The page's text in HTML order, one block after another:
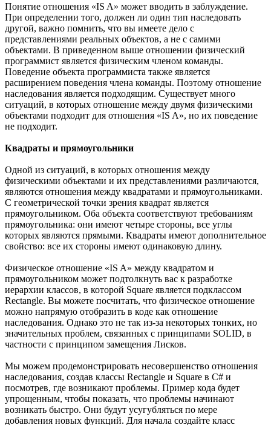
Понятие отношения «IS A» может вводить в заблуждение.
При определении того, должен ли один тип наследовать
другой, важно помнить, что вы имеете дело с
представлениями реальных объектов, а не с самими
объектами. В приведенном выше отношении физический
программист является физическим членом команды.
Поведение объекта программиста также является
расширением поведения члена команды. Поэтому отношение
наследования является подходящим. Существует много
ситуаций, в которых отношение между двумя физическими
объектами подходит для отношения «IS A», но их поведение
не подходит.
Квадраты и прямоугольники
Одной из ситуаций, в которых отношения между
физическими объектами и их представлениями различаются,
являются отношения между квадратами и прямоугольниками.
С геометрической точки зрения квадрат является
прямоугольником. Оба объекта соответствуют требованиям
прямоугольника: они имеют четыре стороны, все углы
которых являются прямыми. Квадраты имеют дополнительное
свойство: все их стороны имеют одинаковую длину.
Физическое отношение «IS A» между квадратом и
прямоугольником может подтолкнуть вас к разработке
иерархии классов, в которой Square является подклассом
Rectangle. Вы можете посчитать, что физическое отношение
можно напрямую отобразить в коде как отношение
наследования. Однако это не так из-за некоторых тонких, но
значительных проблем, связанных с принципами SOLID, в
частности с принципом замещения Лисков.
Мы можем продемонстрировать несовершенство отношения
наследования, создав классы Rectangle и Square в C# и
посмотрев, где возникают проблемы. Пример кода будет
упрощенным, чтобы показать, что проблемы начинают
возникать быстро. Они будут усугубляться по мере
добавления новых функций. Для начала создайте класс